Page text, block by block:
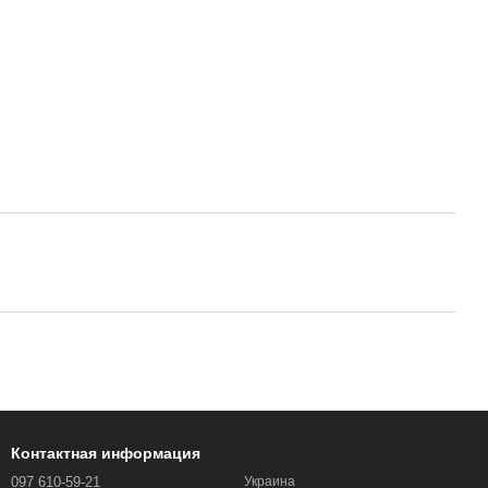
Контактная информация
097 610-59-21 Украина